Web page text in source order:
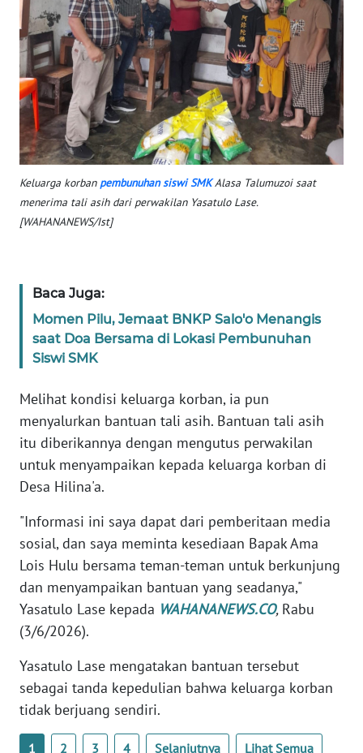
Keluarga korban pembunuhan siswi SMKAlasa Talumuzoi saat
menerima tali asih dari perwakilan Yasatulo Lase.
[WAHANANEWS/Ist]
Baca Juga:
Momen Pilu, Jemaat BNKP Salo'o Menangis
saat Doa Bersama di Lokasi Pembunuhan
Siswi SMK
Melihat kondisi keluarga korban, ia pun
menyalurkan bantuan tali asih. Bantuan tali asih
itu diberikannya dengan mengutus perwakilan
untuk menyampaikan kepada keluarga korban di
Desa Hilina'a.
"Informasi ini saya dapat dari pemberitaan media
sosial, dan saya meminta kesediaan Bapak Ama
Lois Hulu bersama teman-teman untuk berkunjung
dan menyampaikan bantuan yang seadanya,"
Yasatulo Lase kepada WAHANANEWS.CO, Rabu
(3/6/2026).
Yasatulo Lase mengatakan bantuan tersebut
sebagai tanda kepedulian bahwa keluarga korban
tidak berjuang sendiri.
1 2 3 4 Selanjutnya Lihat Semua
WN
PAPUA
WN
PAPUA
BARAT
WN
RIAU
WN
SERAMBI
JAMBI
WN
SULTRA
NTB
WN
SULTENG
SULBAR
WN
BABEL
WN
WN
SUMSEL
WN